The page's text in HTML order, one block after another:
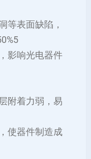
等表面缺陷，
影响光电器件
附着力弱，易
使器件制造成